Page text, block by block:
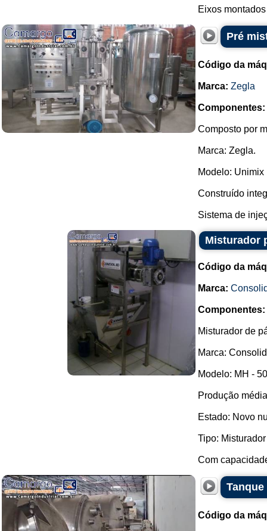
Eixos
Pré
Código da
Marca: Zegla
Componentes:
Composto por
Marca: Zegla.
Modelo: Unimix
Construído
Sistema de
Misturador
Código da
Marca:
Componentes:
Misturador de
Marca:
Modelo: MH -
Produção
Estado: Novo
Tipo:
Com
Código da